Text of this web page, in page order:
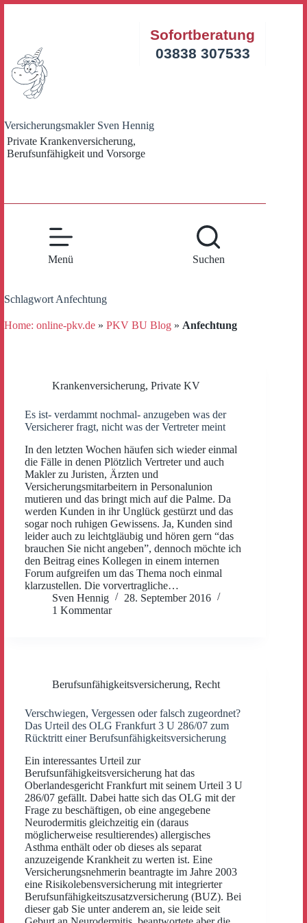
Versicherungsmakler Sven Hennig
Private Krankenversicherung,
Berufsunfähigkeit und Vorsorge
Sofortberatung
03838 307533
Menü Suchen
Schlagwort Anfechtung
Home: online-pkv.de » PKV BU Blog » Anfechtung
Krankenversicherung, Private KV
Es ist- verdammt nochmal- anzugeben was der
Versicherer fragt, nicht was der Vertreter meint
In den letzten Wochen häufen sich wieder einmal
die Fälle in denen Plötzlich Vertreter und auch
Makler zu Juristen, Ärzten und
Versicherungsmitarbeitern in Personalunion
mutieren und das bringt mich auf die Palme. Da
werden Kunden in ihr Unglück gestürzt und das
sogar noch ruhigen Gewissens. Ja, Kunden sind
leider auch zu leichtgläubig und hören gern “das
brauchen Sie nicht angeben”, dennoch möchte ich
den Beitrag eines Kollegen in einem internen
Forum aufgreifen um das Thema noch einmal
klarzustellen. Die vorvertragliche…
Sven Hennig
28. September 2016
1 Kommentar
Berufsunfähigkeitsversicherung, Recht
Verschwiegen, Vergessen oder falsch zugeordnet?
Das Urteil des OLG Frankfurt 3 U 286/07 zum
Rücktritt einer Berufsunfähigkeitsversicherung
Ein interessantes Urteil zur
Berufsunfähigkeitsversicherung hat das
Oberlandesgericht Frankfurt mit seinem Urteil 3 U
286/07 gefällt. Dabei hatte sich das OLG mit der
Frage zu beschäftigen, ob eine angegebene
Neurodermitis gleichzeitig ein (daraus
möglicherweise resultierendes) allergisches
Asthma enthält oder ob dieses als separat
anzuzeigende Krankheit zu werten ist. Eine
Versicherungsnehmerin beantragte im Jahre 2003
eine Risikolebensversicherung mit integrierter
Berufsunfähigkeitszusatzversicherung (BUZ). Bei
dieser gab Sie unter anderem an, sie leide seit